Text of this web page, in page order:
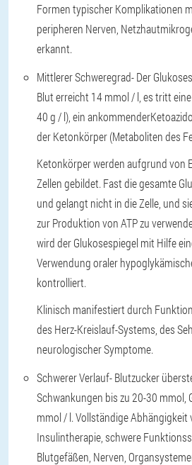
Formen typischer Komplikationen
peripheren Nerven,
erkannt.
Mittlerer Schweregrad- Der
Blut erreicht 14 mmol / l, es tritt
40 g / l), ein ankommender
der Ketonkörper (Metaboliten des
Ketonkörper werden aufgrund von
Zellen gebildet. Fast die gesamte
und gelangt nicht in die Zelle, und
zur Produktion von ATP zu
wird der Glukosespiegel mit Hilfe
Verwendung oraler
kontrolliert.
Klinisch manifestiert durch
des Herz-Kreislauf-Systems, des
neurologischer Symptome.
Schwerer Verlauf- Blutzucker
Schwankungen bis zu 20-30 mmol,
mmol / l. Vollständige Abhängigkeit
Insulintherapie, schwere
Blutgefäßen, Nerven,